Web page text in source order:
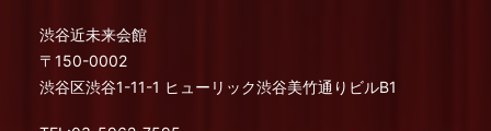
渋谷近未来会館
〒150-0002
渋谷区渋谷1-11-1 ヒューリック渋谷美竹通りビルB1